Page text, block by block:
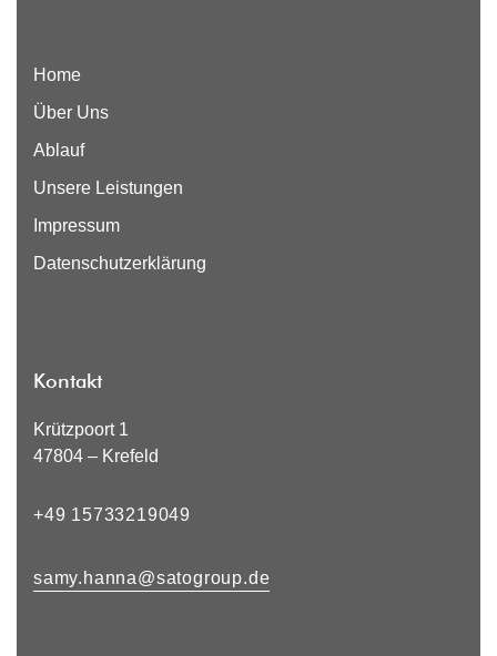
Home
Über Uns
Ablauf
Unsere Leistungen
Impressum
Datenschutzerklärung
Kontakt
Krützpoort 1
47804 – Krefeld
+49 15733219049
samy.hanna@satogroup.de